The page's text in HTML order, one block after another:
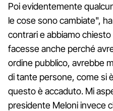
Poi evidentemente
le cose sono cambiate",
contrari e abbiamo
facesse anche perché
ordine pubblico, avrebbe
di tante persone, come si
questo è accaduto. Mi
presidente Meloni invece